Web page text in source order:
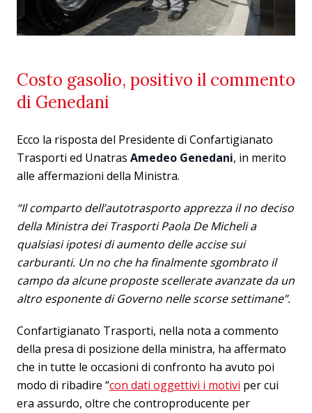
Costo gasolio, positivo il commento
di Genedani
Ecco la risposta del Presidente di Confartigianato
Trasporti ed Unatras Amedeo Genedani, in merito
alle affermazioni della Ministra.
“Il comparto dell’autotrasporto apprezza il no deciso
della Ministra dei Trasporti Paola De Micheli a
qualsiasi ipotesi di aumento delle accise sui
carburanti. Un no che ha finalmente sgombrato il
campo da alcune proposte scellerate avanzate da un
altro esponente di Governo nelle scorse settimane”.
Confartigianato Trasporti, nella nota a commento
della presa di posizione della ministra, ha affermato
che in tutte le occasioni di confronto ha avuto poi
modo di ribadire “con dati oggettivi i motivi per cui
era assurdo, oltre che controproducente per